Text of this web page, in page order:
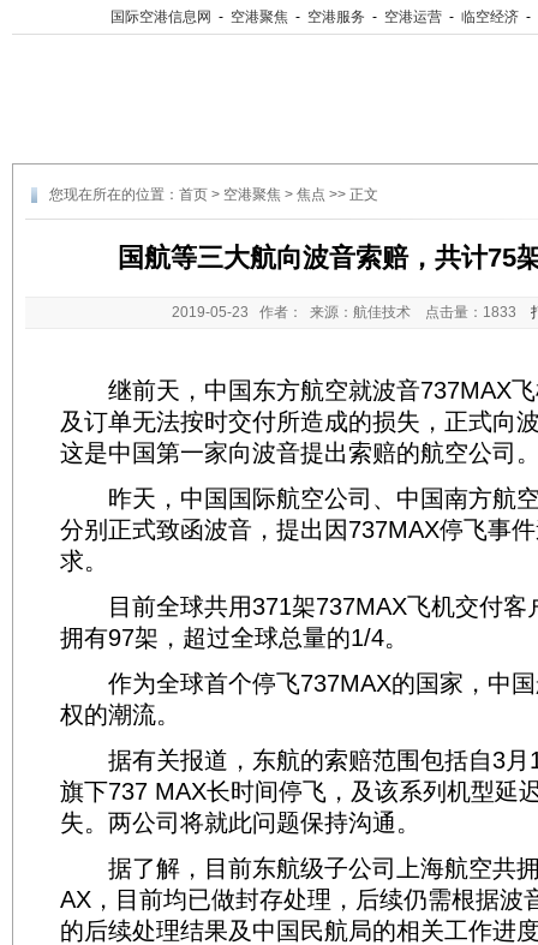
国际空港信息网 - 空港聚焦 - 空港服务 - 空港运营 - 临空经济 -
您现在所在的位置： 首页 > 空港聚焦 > 焦点 >> 正文
国航等三大航向波音索赔，共计75
2019-05-23 作者： 来源：航佳技术 点击量： 1833
继前天，中国东方航空就波音737MAX飞
及订单无法按时交付所造成的损失，正式向
这是中国第一家向波音提出索赔的航空公司
昨天，中国国际航空公司、中国南方航
分别正式致函波音，提出因737MAX停飞事
求。
目前全球共用371架737MAX飞机交付客
拥有97架，超过全球总量的1/4。
作为全球首个停飞737MAX的国家，中国
权的潮流。
据有关报道，东航的索赔范围包括自3月
旗下737 MAX长时间停飞，及该系列机型延
失。两公司将就此问题保持沟通。
据了解，目前东航级子公司上海航空共
AX，目前均已做封存处理，后续仍需根据波
的后续处理结果及中国民航局的相关工作进